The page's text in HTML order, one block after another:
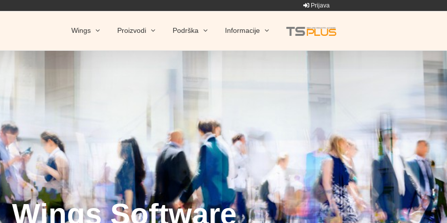
Prijava
Wings Proizvodi Podrška Informacije
Wings Software